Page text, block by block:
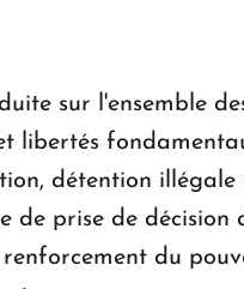
sur l'ensemble
libertés
détention
de prise de
du